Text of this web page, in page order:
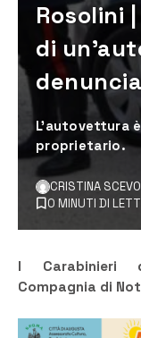
Rosolini
di
L’autovettura
proprietario.
CRISTINA
0 MINUTI DI
I Carabinieri
Compagnia di